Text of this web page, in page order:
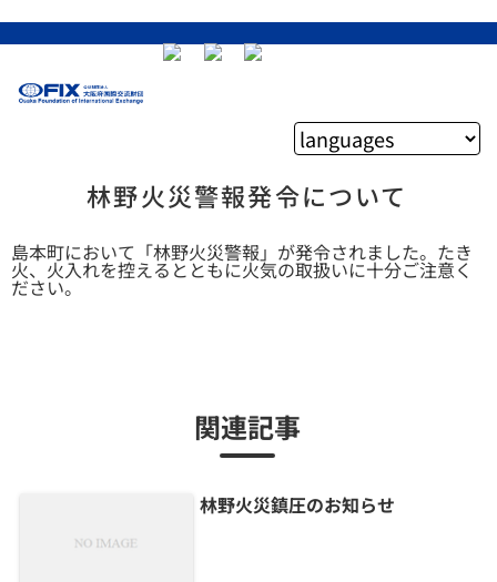
林野火災警報発令について
島本町において「林野火災警報」が発令されました。たき
火、火入れを控えるとともに火気の取扱いに十分ご注意く
ださい。
関連記事
林野火災鎮圧のお知らせ